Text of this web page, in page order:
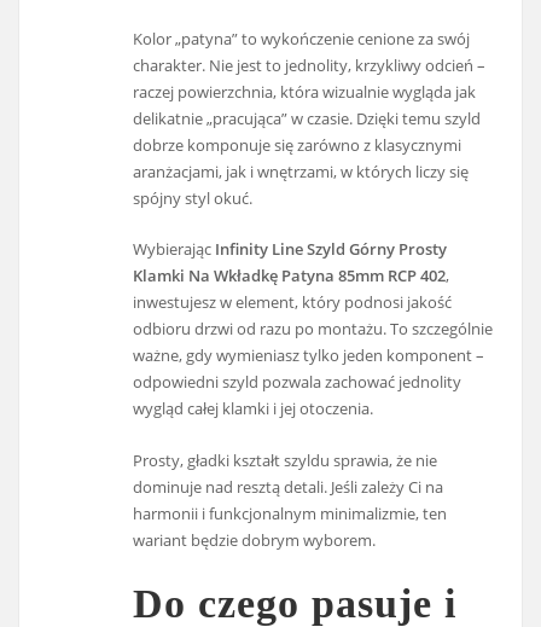
Kolor „patyna” to wykończenie cenione za swój
charakter. Nie jest to jednolity, krzykliwy odcień –
raczej powierzchnia, która wizualnie wygląda jak
delikatnie „pracująca” w czasie. Dzięki temu szyld
dobrze komponuje się zarówno z klasycznymi
aranżacjami, jak i wnętrzami, w których liczy się
spójny styl okuć.
Wybierając Infinity Line Szyld Górny Prosty
Klamki Na Wkładkę Patyna 85mm RCP 402,
inwestujesz w element, który podnosi jakość
odbioru drzwi od razu po montażu. To szczególnie
ważne, gdy wymieniasz tylko jeden komponent –
odpowiedni szyld pozwala zachować jednolity
wygląd całej klamki i jej otoczenia.
Prosty, gładki kształt szyldu sprawia, że nie
dominuje nad resztą detali. Jeśli zależy Ci na
harmonii i funkcjonalnym minimalizmie, ten
wariant będzie dobrym wyborem.
Do czego pasuje i